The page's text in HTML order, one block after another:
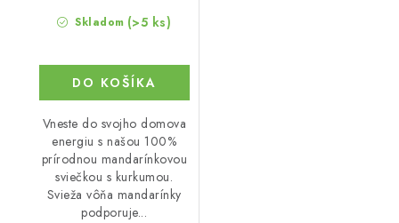
Skladom (>5 ks)
DO KOŠÍKA
Vneste do svojho domova
energiu s našou 100%
prírodnou mandarínkovou
sviečkou s kurkumou.
Svieža vôňa mandarínky
podporuje...